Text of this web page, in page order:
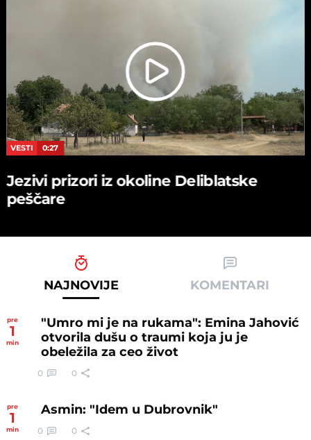
VESTI 0:27
Jezivi prizori iz okoline Deliblatske
peščare
NAJNOVIJE KOMENTARI
pre
1
min
"Umro mi je na rukama": Emina Jahović
otvorila dušu o traumi koja ju je
obeležila za ceo život
0 0
pre
1
min
Asmin: "Idem u Dubrovnik"
0 0